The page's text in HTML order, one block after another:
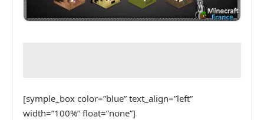
[symple_box color=”blue” text_align=”left”
width=”100%” float=”none”]